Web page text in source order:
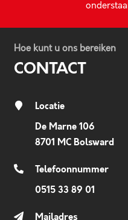
Hoe kunt u ons bereiken
CONTACT
Locatie
De Marne 106
8701 MC Bolsward
Telefoonnummer
0515 33 89 01